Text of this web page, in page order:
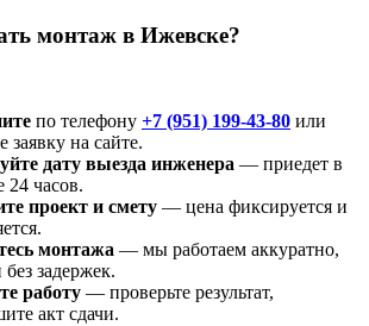
монтаж в Ижевске?
по телефону +7 (951) 199-43-80 или
заявку на сайте.
дату выезда инженера — приедет в
24 часов.
проект и смету — цена фиксируется и
монтажа — мы работаем аккуратно,
без задержек.
работу — проверьте результат,
акт сдачи.